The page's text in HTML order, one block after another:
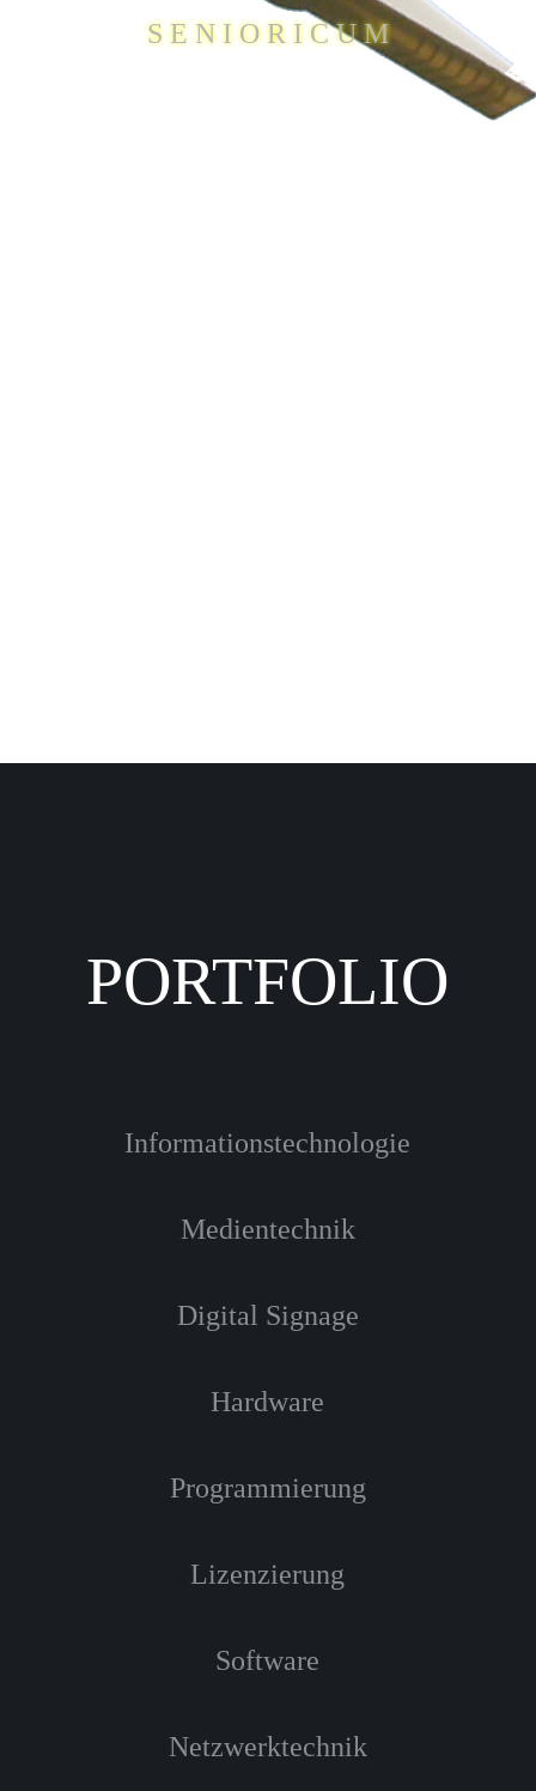
S E N I O R I C U M
PORTFOLIO
Informationstechnologie
Medientechnik
Digital Signage
Hardware
Programmierung
Lizenzierung
Software
Netzwerktechnik